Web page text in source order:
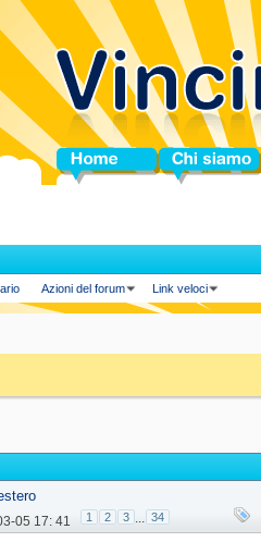
Home Chi siamo
Azioni del forum Link veloci
05 17: 41 1 2 3 ... 34